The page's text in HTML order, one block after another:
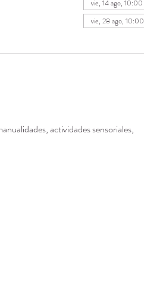
vie, 14 ago, 10:00
vie, 28 ago, 10:00
actividades sensoriales,